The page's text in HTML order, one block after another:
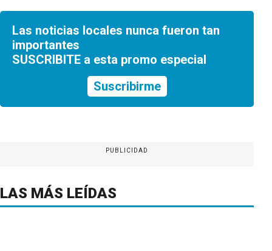
Las noticias locales nunca fueron tan
importantes
SUSCRIBITE a esta promo especial
Suscribirme
PUBLICIDAD
LAS MÁS LEÍDAS